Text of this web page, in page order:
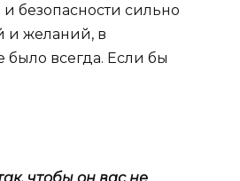
безопасности сильно
и желаний, в
было всегда. Если бы